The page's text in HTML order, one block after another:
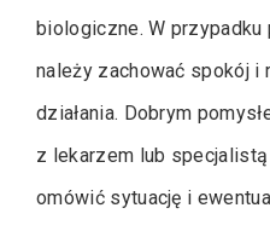
biologiczne. W
należy zachować spokój
działania. Dobrym
z lekarzem lub
omówić sytuację i